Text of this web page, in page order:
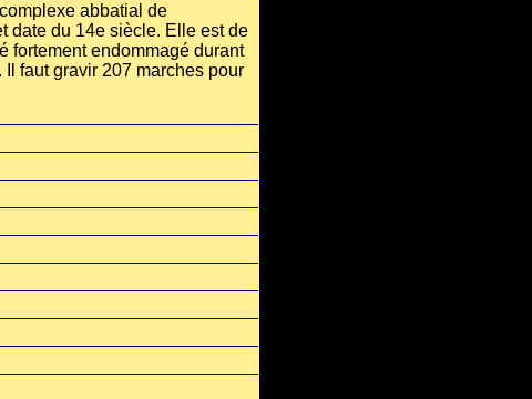
abbatial de
date du 14e siècle. Elle est de
fortement endommagé durant
faut gravir 207 marches pour